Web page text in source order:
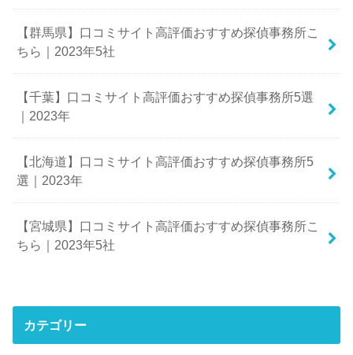
【群馬県】口コミサイト高評価おすすめ探偵事務所こ
ちら｜2023年5社
【千葉】口コミサイト高評価おすすめ探偵事務所5選
｜2023年
【北海道】口コミサイト高評価おすすめ探偵事務所5
選｜2023年
【宮城県】口コミサイト高評価おすすめ探偵事務所こ
ちら｜2023年5社
カテゴリー